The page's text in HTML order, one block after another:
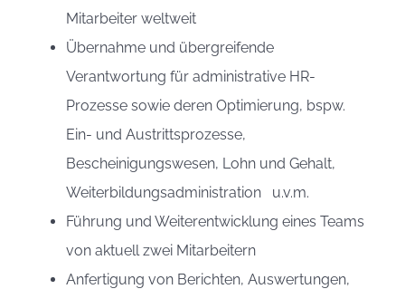
Mitarbeiter weltweit
Übernahme und übergreifende
Verantwortung für administrative HR-
Prozesse sowie deren Optimierung, bspw.
Ein- und Austrittsprozesse,
Bescheinigungswesen, Lohn und Gehalt,
Weiterbildungsadministration u.v.m.
Führung und Weiterentwicklung eines Teams
von aktuell zwei Mitarbeitern
Anfertigung von Berichten, Auswertungen,